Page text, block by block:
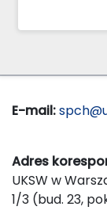
E-mail:
Adres
UKSW w
1/3 (bud. 23,